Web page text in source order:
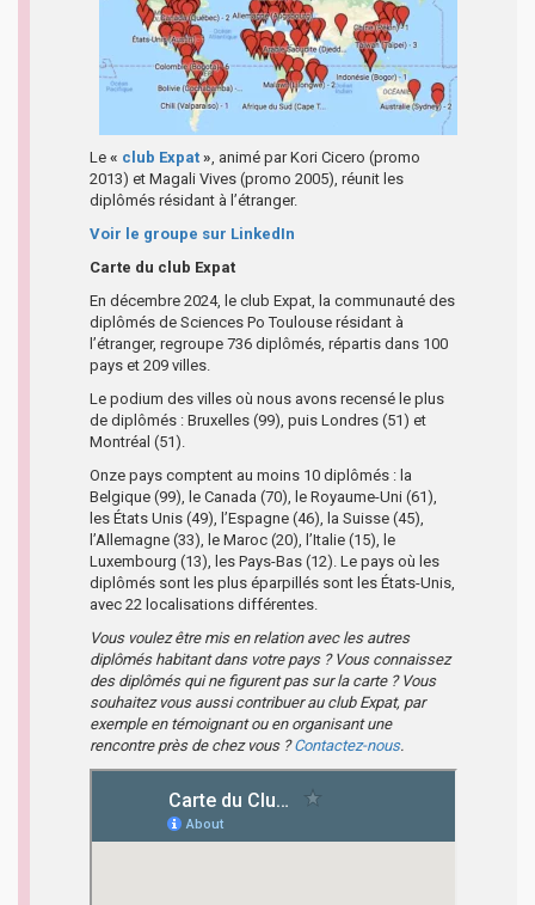
Le « club Expat » , animé par Kori Cicero (promo
2013) et Magali Vives (promo 2005), réunit les
diplômés résidant à l’étranger.
Voir le groupe sur LinkedIn
Carte du club Expat
En décembre 2024, le club Expat, la communauté des
diplômés de Sciences Po Toulouse résidant à
l’étranger, regroupe 736 diplômés, répartis dans 100
pays et 209 villes.
Le podium des villes où nous avons recensé le plus
de diplômés : Bruxelles (99), puis Londres (51) et
Montréal (51).
Onze pays comptent au moins 10 diplômés : la
Belgique (99), le Canada (70), le Royaume-Uni (61),
les États Unis (49), l’Espagne (46), la Suisse (45),
l’Allemagne (33), le Maroc (20), l’Italie (15), le
Luxembourg (13), les Pays-Bas (12). Le pays où les
diplômés sont les plus éparpillés sont les États-Unis,
avec 22 localisations différentes.
Vous voulez être mis en relation avec les autres
diplômés habitant dans votre pays ? Vous connaissez
des diplômés qui ne figurent pas sur la carte ? Vous
souhaitez vous aussi contribuer au club Expat, par
exemple en témoignant ou en organisant une
rencontre près de chez vous ?Contactez-nous.